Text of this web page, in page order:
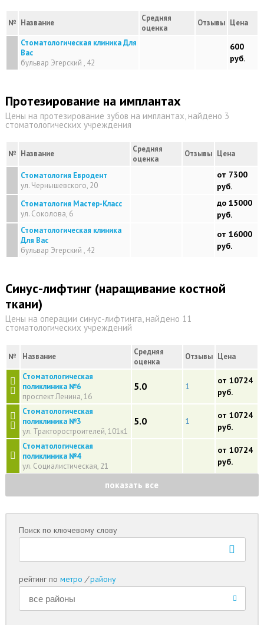
№ Название
Средняя
оценка
Отзывы Цена
Стоматологическая клиника Для
Вас
бульвар Эгерский , 42
600
руб.
Протезирование на имплантах
Цены на протезирование зубов на имплантах, найдено 3
стоматологических учреждения
№ Название
Средняя
оценка
Отзывы Цена
Стоматология Евродент
ул. Чернышевского, 20
от 7300
руб.
Стоматология Мастер-Класс
ул. Соколова, 6
до 15000
руб.
Стоматологическая клиника
Для Вас
бульвар Эгерский , 42
от 16000
руб.
Синус-лифтинг (наращивание костной
ткани)
Цены на операции синус-лифтинга, найдено 11
стоматологических учреждений
№ Название
Средняя
оценка
Отзывы Цена
Стоматологическая
поликлиника №6
проспект Ленина, 16
5.0 1
от 10724
руб.
Стоматологическая
поликлиника №3
ул. Тракторостроителей, 101к1
5.0 1
от 10724
руб.
Стоматологическая
поликлиника №4
ул. Социалистическая, 21
от 10724
руб.
показать все
Поиск по ключевому слову
рейтинг пометро / району